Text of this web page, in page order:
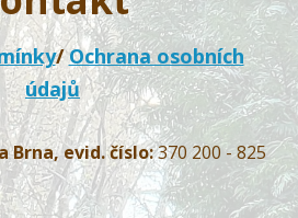
/Ochrana osobních
údajů
Brna, evid. číslo:370 200 - 825